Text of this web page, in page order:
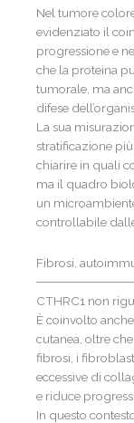
Nel tumore
evidenziato il
progressione e
che la proteina
tumorale, ma
difese
La sua
stratificazione
chiarire in quali
ma il quadro
un
controllabile
Fibrosi,
CTHRC1 non
È coinvolto
cutanea, oltre
fibrosi, i
eccessive di
e riduce
In questo